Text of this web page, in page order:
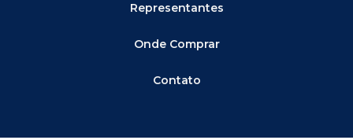
Representantes
Onde Comprar
Contato